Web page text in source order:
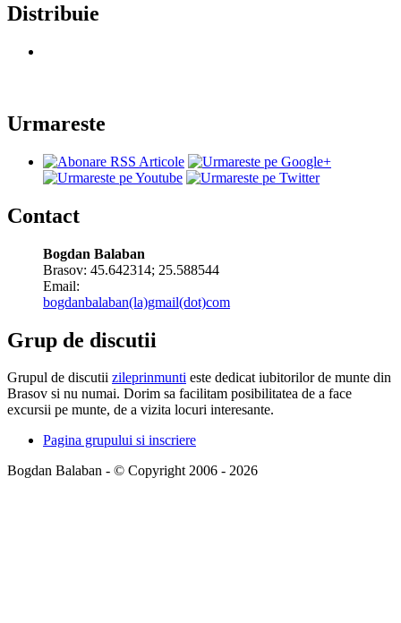
Distribuie
Urmareste
Contact
Bogdan Balaban
Brasov: 45.642314; 25.588544
Email:
bogdanbalaban(la)gmail(dot)com
Grup de discutii
Grupul de discutii zileprinmunti este dedicat iubitorilor de munte din
Brasov si nu numai. Dorim sa facilitam posibilitatea de a face
excursii pe munte, de a vizita locuri interesante.
Pagina grupului si inscriere
Bogdan Balaban - © Copyright 2006 - 2026